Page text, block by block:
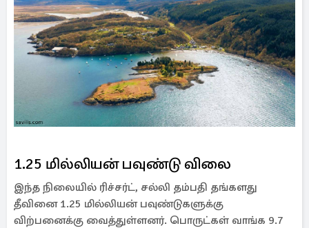
1.25 மில்லியன் பவுண்டு விலை
இந்த நிலையில் ரிச்சர்ட், சல்லி தம்பதி தங்களது
தீவினை 1.25 மில்லியன் பவுண்டுகளுக்கு
விற்பனைக்கு வைத்துள்ளனர். பொருட்கள் வாங்க 9.7